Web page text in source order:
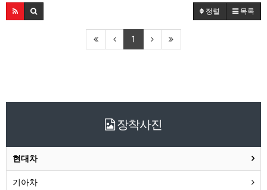
정렬 목록
1
장착사진
현대차
기아차